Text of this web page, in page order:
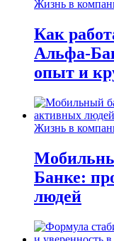
Жизнь в
Как
Альфа-
опыт и
Жизнь в
Банке:
людей